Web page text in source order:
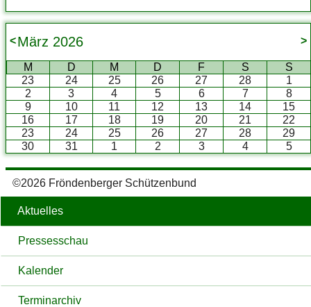
Aktuelles
Pressesschau
Kalender
Terminarchiv
März 2026
< >
M D M D F S
S
23
24 25 26 27 28
1
2
3 4 5 6 7
8
9
10 11 12 13 14
15
16
17 18 19 20 21
22
23
24 25 26 27 28
29
30
31 1 2 3 4 5
©2026 Fröndenberger Schützenbund